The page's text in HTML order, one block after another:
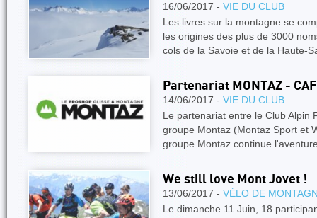
16/06/2017 - VIE DU CLUB
Les livres sur la montagne se
les origines des plus de 3000
cols de la Savoie et de la Haute-
Partenariat MONTAZ - CAF
14/06/2017 - VIE DU CLUB
Le partenariat entre le Club Alpin
groupe Montaz (Montaz Sport et
groupe Montaz continue
We still love Mont Jovet !
13/06/2017 - VÉLO DE
Le dimanche 11 Juin, 18